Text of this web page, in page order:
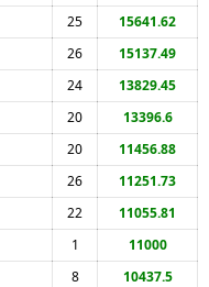
25
15641.62
26
15137.49
24
13829.45
20
13396.6
20
11456.88
26
11251.73
22
11055.81
1
11000
8
10437.5